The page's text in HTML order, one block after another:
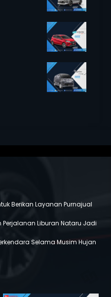
Berikan Layanan Purnajual
Liburan Nataru Jadi
Selama Musim Hujan